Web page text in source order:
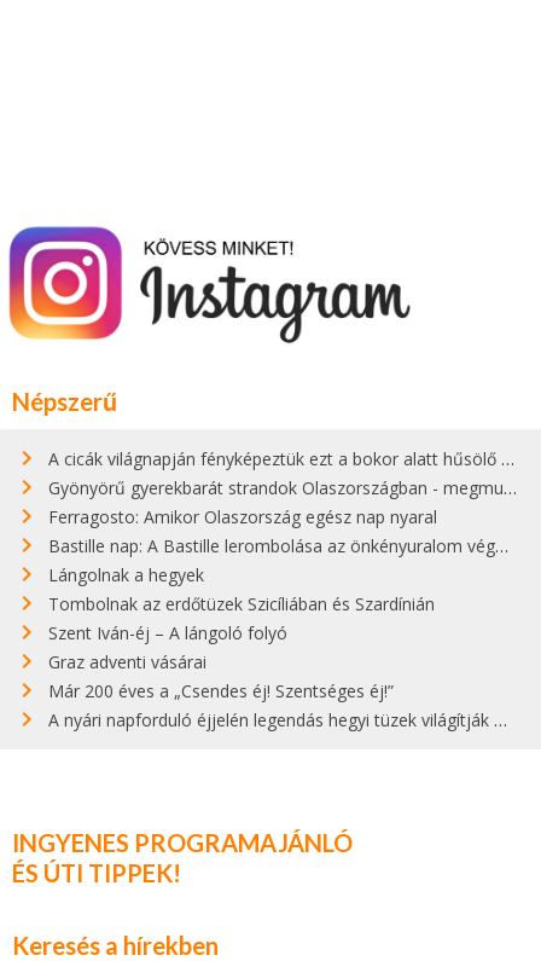
Népszerű
A cicák világnapján fényképeztük ezt a bokor alatt hűsölő cicát Kisorosziban
Gyönyörű gyerekbarát strandok Olaszországban - megmutatjuk a 15 legjobbat
Ferragosto: Amikor Olaszország egész nap nyaral
Bastille nap: A Bastille lerombolása az önkényuralom végét jelentette
Lángolnak a hegyek
Tombolnak az erdőtüzek Szicíliában és Szardínián
Szent Iván-éj – A lángoló folyó
Graz adventi vásárai
Már 200 éves a „Csendes éj! Szentséges éj!”
A nyári napforduló éjjelén legendás hegyi tüzek világítják meg Zugspitzét
INGYENES PROGRAMAJÁNLÓ
ÉS ÚTI TIPPEK!
Keresés a hírekben